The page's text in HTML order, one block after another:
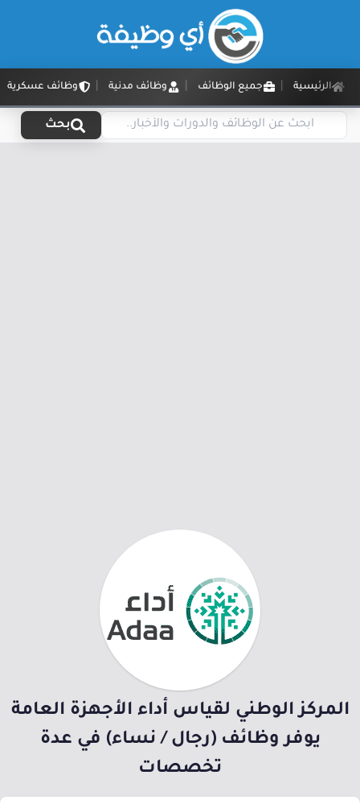
الرئيسية جميع الوظائف وظائف مدنية وظائف عسكرية
بحث
المركز الوطني لقياس أداء الأجهزة العامة
يوفر وظائف (رجال / نساء) في عدة
تخصصات